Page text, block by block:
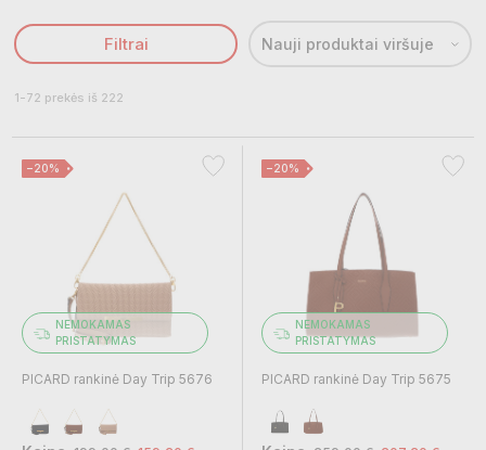
1-72 prekės iš 222
Filtrai Nauji produktai viršuje
−20%
NEMOKAMAS
PRISTATYMAS
PICARD rankinė Day Trip 5676
−20%
NEMOKAMAS
PRISTATYMAS
PICARD rankinė Day Trip 5675